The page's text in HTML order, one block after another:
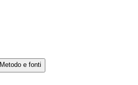
Metodo e fonti